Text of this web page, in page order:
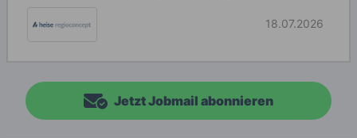
18.07.2026
Jetzt Jobmail abonnieren